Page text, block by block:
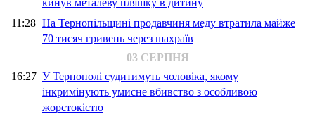
кинув металеву пляшку в дитину
11:28 На Тернопільщині продавчиня меду втратила майже
70 тисяч гривень через шахраїв
03 СЕРПНЯ
16:27 У Тернополі судитимуть чоловіка, якому
інкримінують умисне вбивство з особливою
жорстокістю